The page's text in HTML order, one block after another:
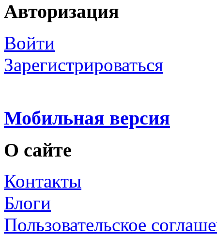
Авторизация
Войти
Зарегистрироваться
Мобильная версия
О сайте
Контакты
Блоги
Пользовательское